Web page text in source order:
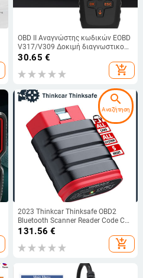
OBD II Αναγνώστης κωδικών EOBD
V317/V309 Δοκιμή διαγνωστικού
εργαλείου αυτοκινήτου
αυτοκινήτου
30.65 €
add_shopping_cart
2023 Thinkcar Thinksafe OBD2
Bluetooth Scanner Reader Code Car
Scan All System 5 Reset OBD 2 Auto
Diagnostic Tools PK Thinkdiag
131.56 €
add_shopping_cart
search
Αναζήτηση